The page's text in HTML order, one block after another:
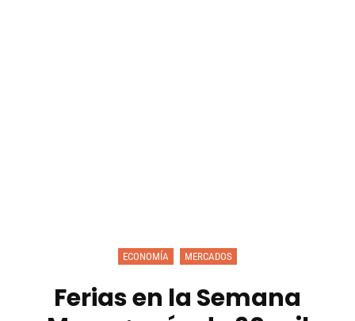
ECONOMÍA MERCADOS
Ferias en la Semana